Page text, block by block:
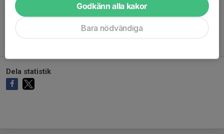
Ingen målvaktsstatistik inlagd
Dela statistik
Godkänn alla kakor
Bara nödvändiga